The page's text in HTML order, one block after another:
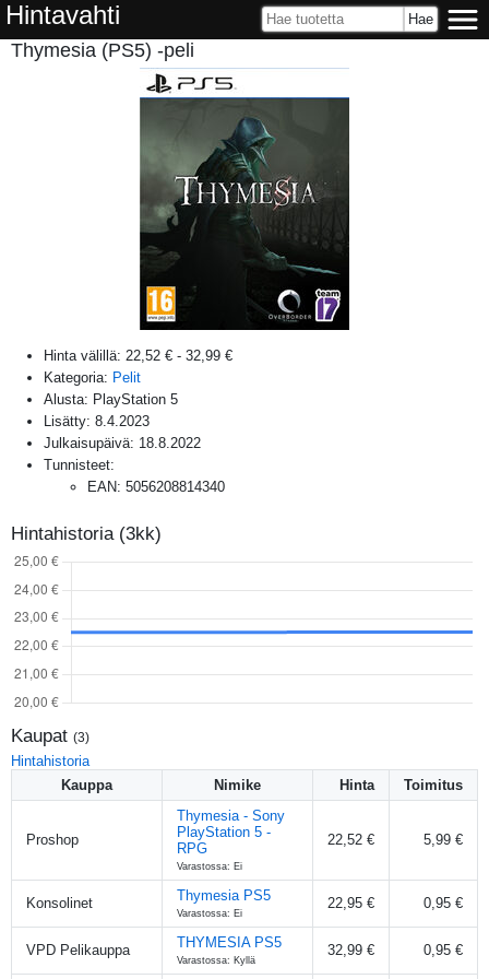
Hintavahti
Thymesia (PS5) -peli
Hinta välillä: 22,52 € - 32,99 €
Kategoria: Pelit
Alusta: PlayStation 5
Lisätty: 8.4.2023
Julkaisupäivä: 18.8.2022
Tunnisteet:
EAN: 5056208814340
Hintahistoria (3kk)
Kaupat (3)
Hintahistoria
Kauppa
Nimike Hinta Toimitus
Proshop
Thymesia - Sony
PlayStation 5 -
RPG
Varastossa: Ei
22,52 € 5,99 €
Konsolinet Thymesia PS5
Varastossa: Ei
22,95 € 0,95 €
VPD Pelikauppa THYMESIA PS5
Varastossa: Kyllä
32,99 € 0,95 €